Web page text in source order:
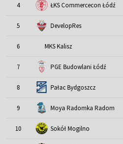
4 ŁKS Commercecon Łódź
5 DevelopRes
6 MKS Kalisz
7 PGE Budowlani Łódź
8 Pałac Bydgoszcz
9 Moya Radomka Radom
10 Sokół Mogilno